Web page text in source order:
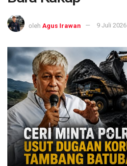
oleh Agus Irawan 9 Juli 2026